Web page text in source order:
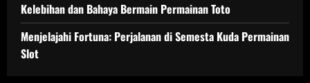
Kelebihan dan Bahaya Bermain Permainan Toto
Menjelajahi Fortuna: Perjalanan di Semesta Kuda Permainan
Slot